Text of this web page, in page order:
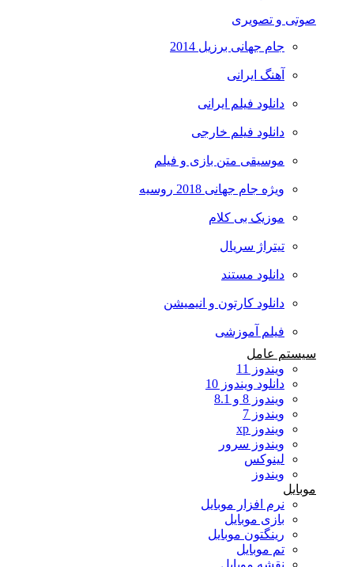
صوتی و تصویری
جام جهانی برزیل 2014
آهنگ ایرانی
دانلود فیلم ایرانی
دانلود فیلم خارجی
موسیقی متن بازی و فیلم
ویژه جام جهانی 2018 روسیه
موزیک بی کلام
تیتراژ سریال
دانلود مستند
دانلود کارتون و انیمیشن
فیلم آموزشی
سیستم عامل
ویندوز 11
دانلود ویندوز 10
ویندوز 8 و 8.1
ویندوز 7
ویندوز xp
ویندوز سرور
لینوکس
ویندوز
نرم افزار موبایل
بازی موبایل
رینگتون موبایل
تم موبایل
نقشه موبایل